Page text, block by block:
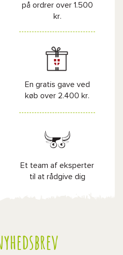
på ordrer over 1.500
kr.
En gratis gave ved
køb over 2.400 kr.
Et team af eksperter
til at rådgive dig